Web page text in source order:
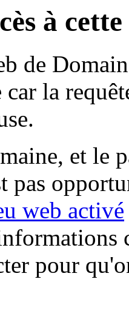
à
de
car la
et le
pas
web activé
pour